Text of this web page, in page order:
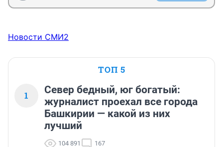
Новости СМИ2
ТОП 5
1
Север бедный, юг богатый:
журналист проехал все города
Башкирии — какой из них
лучший
104 891 167